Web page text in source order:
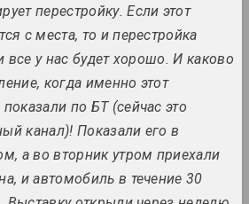
2023. group project, overseas event
Imagining OpenMuzej
Belarus: community,
contemporary art,
engagement
2023
Asya Bulybenko
Label
перестройку. Если этот
с места, то и перестройка
все у нас будет хорошо. И каково
когда именно этот
по БТ (сейчас это
канал)! Показали его в
а во вторник утром приехали
и автомобиль в течение 30